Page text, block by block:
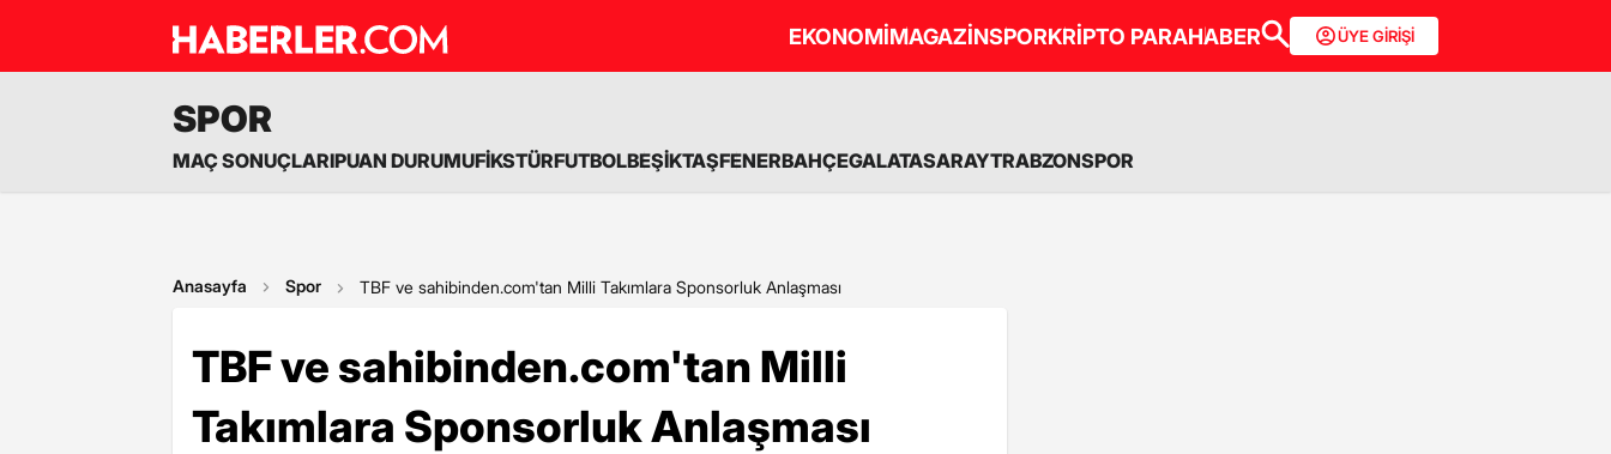
EKONOMİMAGAZİNSPORKRİPTO PARAHABER ÜYE GİRİŞİ
SPOR
MAÇ SONUÇLARIPUAN DURUMUFİKSTÜRFUTBOLBEŞİKTAŞFENERBAHÇEGALATASARAYTRABZONSPOR
Anasayfa Spor TBF ve sahibinden.com'tan Milli Takımlara Sponsorluk Anlaşması
TBF ve sahibinden.com'tan Milli
Takımlara Sponsorluk Anlaşması